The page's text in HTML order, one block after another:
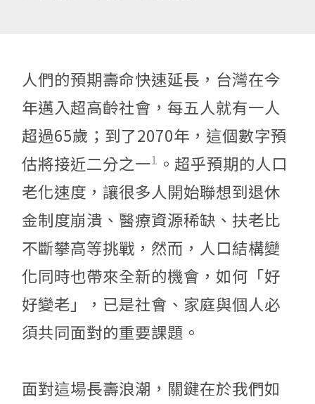
人們的預期壽命快速延長，台灣在今
年邁入超高齡社會，每五人就有一人
超過65歲；到了2070年，這個數字預
估將接近二分之一1 。超乎預期的人口
老化速度，讓很多人開始聯想到退休
金制度崩潰、醫療資源稀缺、扶老比
不斷攀高等挑戰，然而，人口結構變
化同時也帶來全新的機會，如何「好
好變老」，已是社會、家庭與個人必
須共同面對的重要課題。
面對這場長壽浪潮，關鍵在於我們如